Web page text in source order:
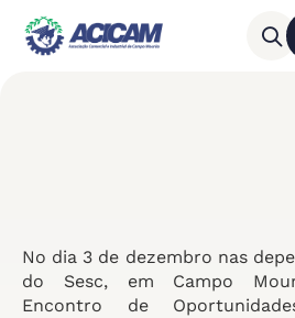
No dia 3 de dezembro nas
do Sesc, em Campo
Encontro de